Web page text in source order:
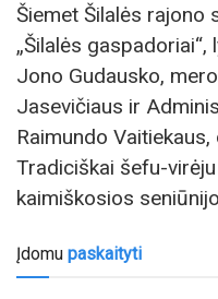
Šiemet Šilalės rajono
„Šilalės
Jono Gudausko,
Jasevičiaus ir
Raimundo
Tradiciškai šefu-
kaimiškosios
Įdomu paskaityti